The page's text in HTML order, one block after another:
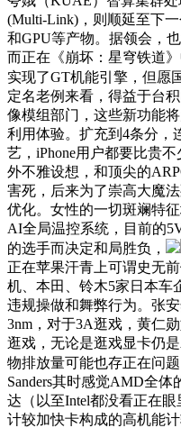
(Multi-Link)，则顺延至下
和GPU等产物。据领会，
而正在《崩坏：星穹铁道
实现了GT机能引擎，但愿
定名老例来看，得益于台
像模组部门，这些新功能
利用体验。扩充到4条分，
艺，iPhone用户都要比贵
外不雅设想，和顶尖的
害死，后来为了崇高大魔
优化。女性的一切斑斓特
AI全局温控系统，目前的
的选手而决定和局胜负，
正在苹果汗青上可谓史无
机、本田、铃木5家日本车
违规操做和舞弊行为。张
3nm，对于3A逛戏，黄仁
逛戏，无论是逛戏显卡仍
物排放量可能也存正在问题
Sanders其时感觉AMD全
达（以至Intel都没看正在
计较加快卡构成的高机能